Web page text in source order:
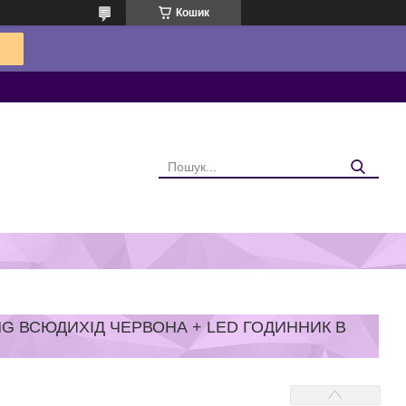
Кошик
ВСЮДИХІД ЧЕРВОНА + LED ГОДИННИК В